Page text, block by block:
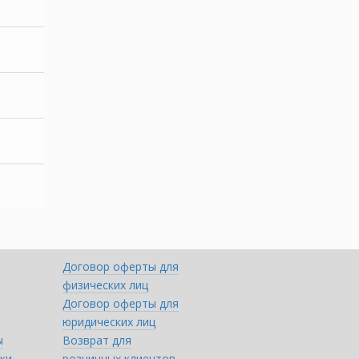
Договор оферты для
физических лиц
Договор оферты для
юридических лиц
Возврат для